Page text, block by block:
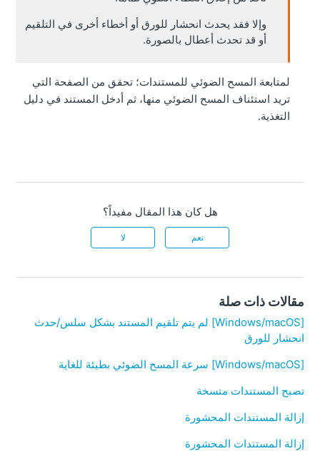
وإلا فقد يحدث انحشار للورق أو أخطاء أخرى في التلقيم
أو قد تحدث أعطال بالصورة.
لمتابعة المسح الضوئي للمستندات؛ تحقق من الصفحة التي
تريد استئناف المسح الضوئي منها، ثم أدخل المستند في دليل
التغذية.
هل كان هذا المقال مفيداً؟
نعم لا
مقالات ذات صلة
[Windows/macOS] لم يتم تلقيم المستند بشكل سلس/حدث
انحشار للورق
[Windows/macOS] سرعة المسح الضوئي بطيئة للغاية
تصبح المستندات متسخة
إزالة المستندات المحشورة
إزالة المستندات المحشورة